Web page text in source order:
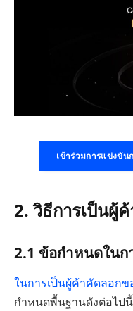
เข้าร่วมการแข่งขั
2. วิธีการเป็นผู้
2.1 ข้อกำหนดในก
ในการเป็นผู้ค้าคัดลอกข
กำหนดพื้นฐานดังต่อไป